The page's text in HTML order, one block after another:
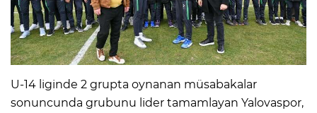
U-14 liginde 2 grupta oynanan müsabakalar
sonuncunda grubunu lider tamamlayan Yalovaspor,